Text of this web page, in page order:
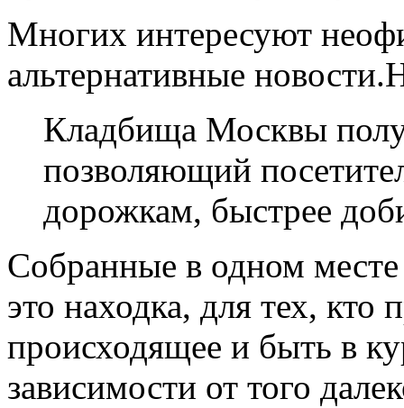
Многих интересуют
альтернативные
Кладбища Москвы
позволяющий
дорожкам, быстрее
Собранные в одном
это находка, для тех, кто
происходящее и быть в
зависимости от того